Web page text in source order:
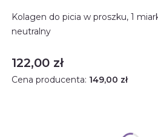
Kolagen do picia w proszku, 1
neutralny
Cena
122,00 zł
Cena producenta: 149,00 zł